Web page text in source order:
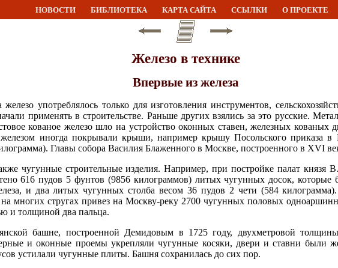
НОВОСТИ БИБЛИОТЕКА КАРТА САЙТА ССЫЛКИ О ПРОЕКТЕ
Железо в технике
Впервые из железа
употреблялось только для изготовления инструментов,
применять в строительстве. Раньше других взялись за это русские.
кованое железо шло на устройство оконных ставен, железных кованых
иногда покрывали крыши, например крышу Посольского приказа в
Главы собора Василия Блаженного в Москве, построенного в XVI
чугунные строительные изделия. Например, при постройке палат князя
616 пудов 5 фунтов (9856 килограммов) литых чугунных досок, которые
и два литых чугунных столба весом 36 пудов 2 чети (584
многих стругах привез на Москву-реку 2700 чугунных половых
и толщиной два пальца.
башне, построенной Демидовым в 1725 году, двухметровой
и оконные проемы укрепляли чугунные косяки, двери и ставни были
устилали чугунные плиты. Башня сохранилась до сих пор.